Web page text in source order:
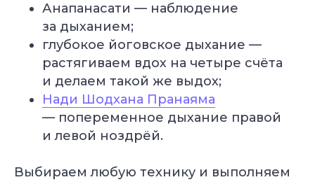
Анапанасати — наблюдение
за дыханием;
глубокое йоговское дыхание —
растягиваем вдох на четыре счёта
и делаем такой же выдох;
Нади Шодхана Пранаяма
— попеременное дыхание правой
и левой ноздрёй.
Выбираем любую технику и выполняем